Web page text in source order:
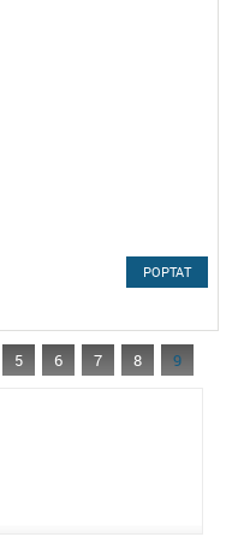
POPTAT
5 6 7 8 9